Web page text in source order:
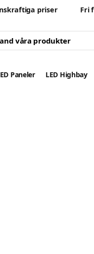
priser Fri
Paneler LED Highbay